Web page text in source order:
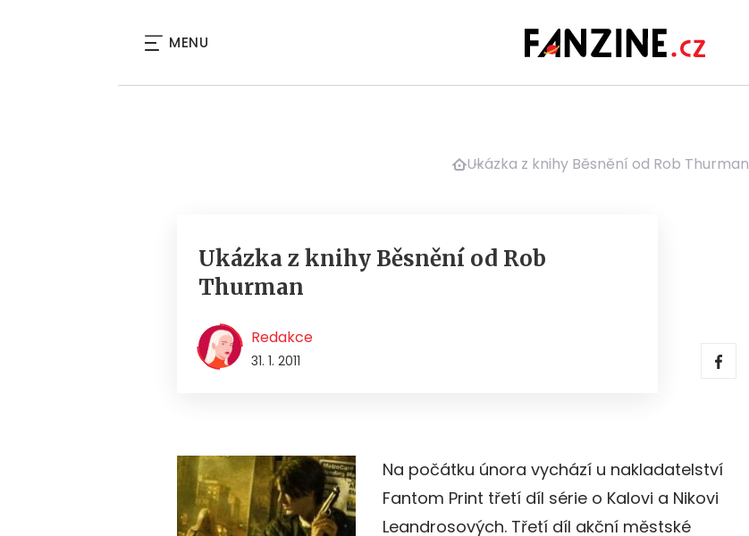
MENU
Ukázka z knihy Běsnění od Rob Thurman
Ukázka z knihy Běsnění od Rob
Thurman
Redakce
31. 1. 2011
Na počátku února vychází u nakladatelství
Fantom Print třetí díl série o Kalovi a Nikovi
Leandrosových. Třetí díl akční městské